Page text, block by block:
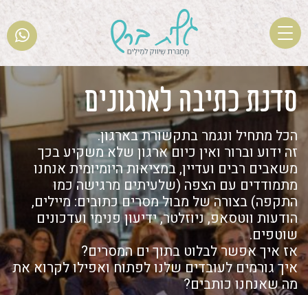
Skip
to
content
T
o
g
g
l
n
a
v
i
g
a
t
i
o
סדנת כתיבה לארגונים
הכל מתחיל ונגמר בתקשורת בארגון.
זה ידוע וברור ואין כיום ארגון שלא משקיע בכך
משאבים רבים ועדיין, במציאות היומיומית אנחנו
מתמודדים עם הצפה (שלעיתים מרגישה כמו
התקפה) בצורה של מבול מסרים כתובים: מיילים,
הודעות ווטסאפ, ניוזלטר, ידיעון פנימי ועדכונים
שוטפים.
אז איך אפשר לבלוט בתוך ים המסרים?
איך גורמים לעובדים שלנו לפתוח ואפילו לקרוא את
מה שאנחנו כותבים?